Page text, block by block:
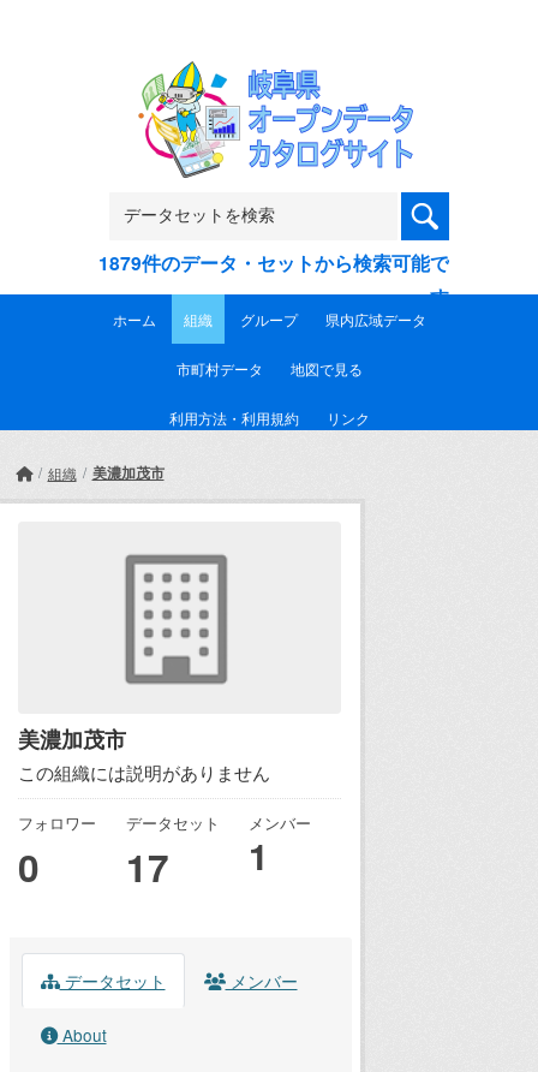
1879件のデータ・セットから検索可能で
す
ホーム 組織 グループ 県内広域データ
市町村データ 地図で見る
利用方法・利用規約 リンク
組織 美濃加茂市
美濃加茂市
この組織には説明がありません
フォロワー
0
データセット
17
メンバー
1
データセット メンバー
About